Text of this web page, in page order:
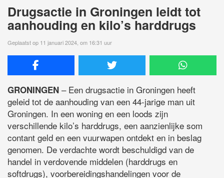
Drugsactie in Groningen leidt tot
aanhouding en kilo’s harddrugs
Geplaatst op 11 januari 2024, om 16:31 uur
GRONINGEN – Een drugsactie in Groningen heeft
geleid tot de aanhouding van een 44-jarige man uit
Groningen. In een woning en een loods zijn
verschillende kilo’s harddrugs, een aanzienlijke som
contant geld en een vuurwapen ontdekt en in beslag
genomen. De verdachte wordt beschuldigd van de
handel in verdovende middelen (harddrugs en
softdrugs), voorbereidingshandelingen voor de